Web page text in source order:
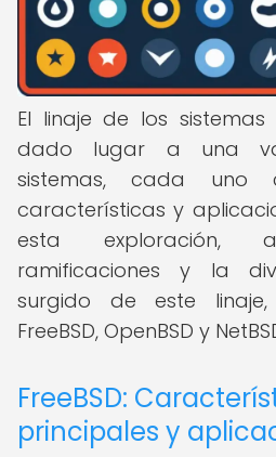
El linaje de los sistemas
dado lugar a una
sistemas, cada uno
características y
esta exploración,
ramificaciones y la
surgido de este
FreeBSD, OpenBSD y
FreeBSD:
principales y